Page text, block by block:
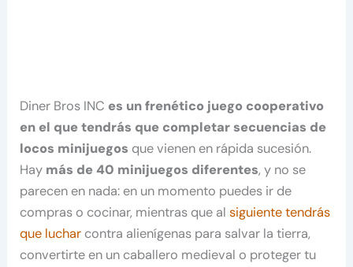
Diner Bros INC es un frenético juego cooperativo
en el que tendrás que completar secuencias de
locos minijuegos que vienen en rápida sucesión.
Hay más de 40 minijuegos diferentes, y no se
parecen en nada: en un momento puedes ir de
compras o cocinar, mientras que alsiguiente tendrás
que luchar contra alienígenas para salvar la tierra,
convertirte en un caballero medieval o proteger tu